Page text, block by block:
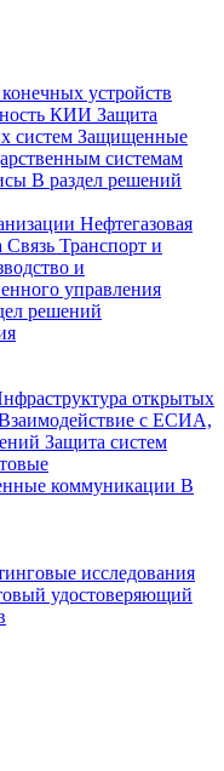
устройств
КИИ Защита
систем Защищенные
системам
В раздел решений
Нефтегазовая
Связь Транспорт и
и
управления
решений
открытых
с ЕСИА,
Защита систем
коммуникации В
исследования
удостоверяющий